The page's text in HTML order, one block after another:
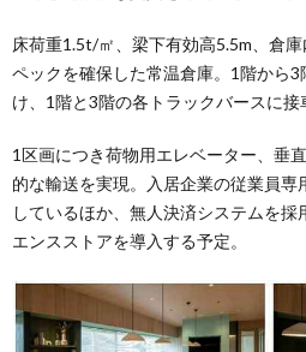
床荷重1.5t/㎡、梁下有効高5.5m、倉
ペックを確保した常温倉庫。1階から
け、1階と3階の各トラックバースに接
1区画につき荷物用エレベーター、垂
的な輸送を実現。入居企業の従業員
しているほか、無人決済システムを
エンスストアを導入する予定。